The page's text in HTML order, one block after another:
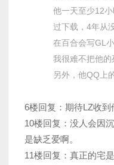
他一天至少12
过下载，4年从
在百合会写GL小
我很难不把他的
另外，他QQ上
6楼回复：期待LZ收
10楼回复：没人会因
是缺乏爱啊。
11楼回复：真正的宅